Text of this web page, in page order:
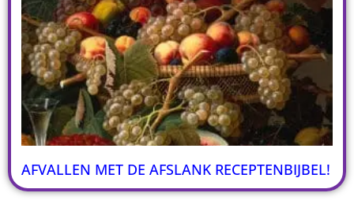
AFVALLEN MET DE AFSLANK RECEPTENBIJBEL!